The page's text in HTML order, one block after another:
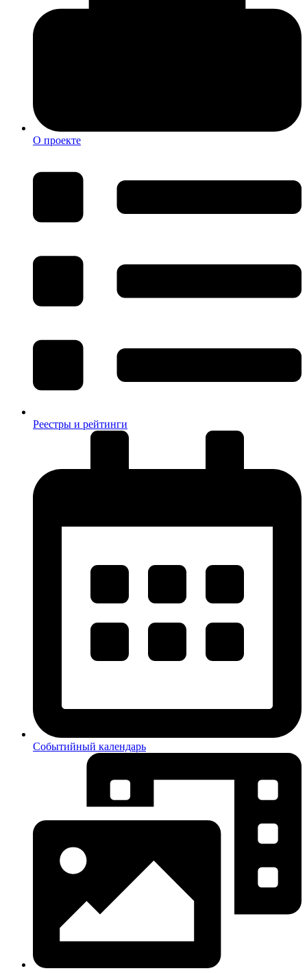
О проекте
Реестры и рейтинги
Событийный календарь